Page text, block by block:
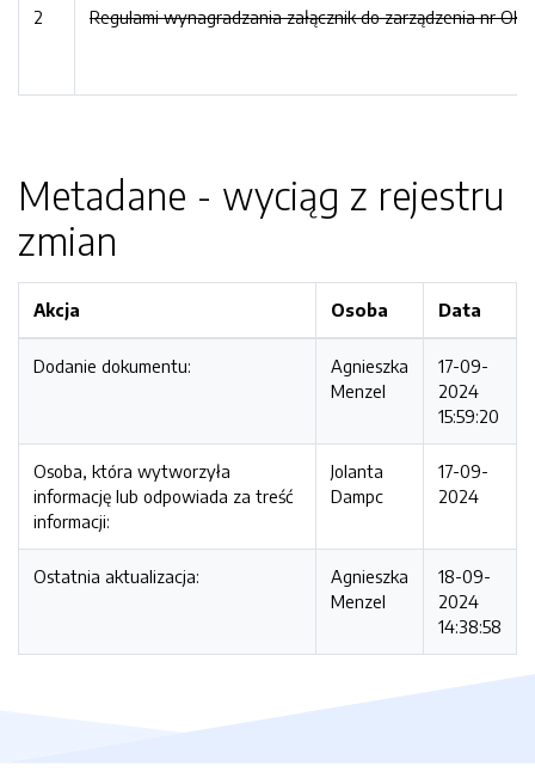
2 Regulami wynagradzania załącznik do zarządzenia nr
Metadane - wyciąg z rejestru
zmian
Akcja Osoba Data
Dodanie dokumentu:
Agnieszka
Menzel
17-09-
2024
15:59:20
Osoba, która wytworzyła
informację lub odpowiada za treść
informacji:
Jolanta
Dampc
17-09-
2024
Ostatnia aktualizacja:
Agnieszka
Menzel
18-09-
2024
14:38:58